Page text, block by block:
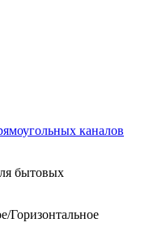
каналов
бытовых
Горизонтальное